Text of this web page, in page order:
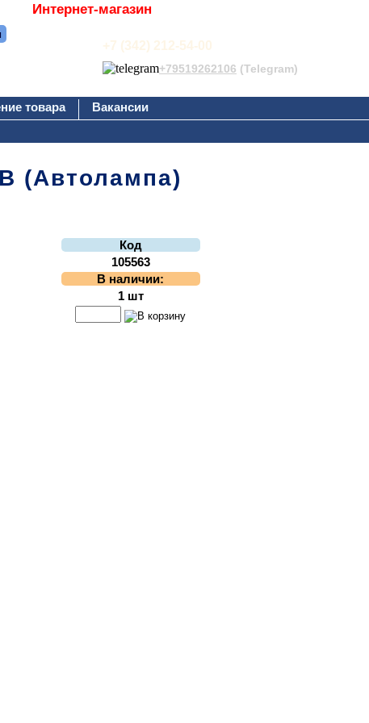
Интернет-магазин
+7 (342) 212-54-00
+79519262106 (Telegram)
товара
Вакансии
(Автолампа)
Код
105563
В наличии:
1 шт